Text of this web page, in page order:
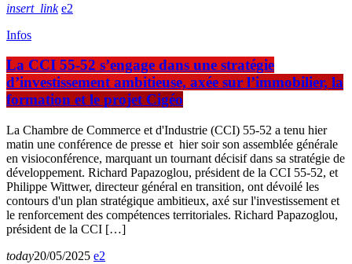
insert_link
2
Infos
La CCI 55-52 s’engage dans une stratégie
d’investissement ambitieuse, axée sur l’immobilier, la
formation et le projet Cigéo
La Chambre de Commerce et d'Industrie (CCI) 55-52 a tenu hier
matin une conférence de presse et hier soir son assemblée générale
en visioconférence, marquant un tournant décisif dans sa stratégie de
développement. Richard Papazoglou, président de la CCI 55-52, et
Philippe Wittwer, directeur général en transition, ont dévoilé les
contours d'un plan stratégique ambitieux, axé sur l'investissement et
le renforcement des compétences territoriales. Richard Papazoglou,
président de la CCI […]
today20/05/2025 2